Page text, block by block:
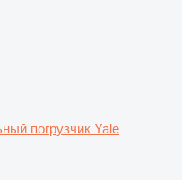
погрузчик Yale